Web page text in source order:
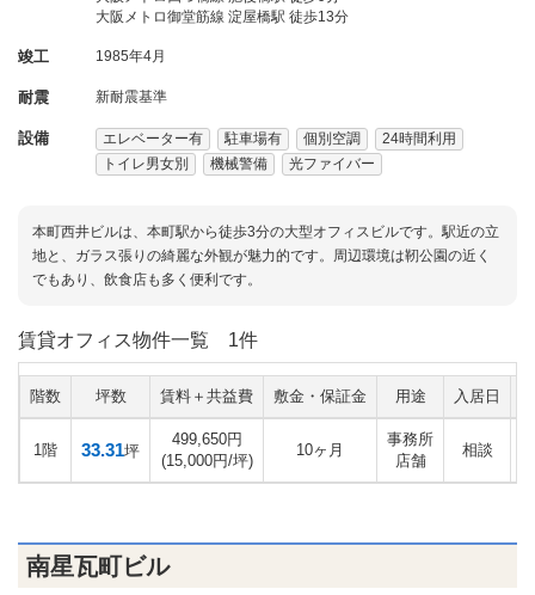
大阪メトロ御堂筋線 淀屋橋駅 徒歩13分
竣工 1985年4月
耐震 新耐震基準
設備 エレベーター有 駐車場有 個別空調
24時間利用
トイレ男女別
機械警備 光ファイバー
本町西井ビルは、本町駅から徒歩3分の大型オフィスビルです。駅近の立
地と、ガラス張りの綺麗な外観が魅力的です。周辺環境は靭公園の近く
でもあり、飲食店も多く便利です。
賃貸オフィス物件一覧 1件
階数 坪数 賃料＋共益費 敷金・保証金 用途 入居日
1階 33.31坪
499,650円
(15,000円/坪)
10ヶ月
事務所
店舗
相談
南星瓦町ビル